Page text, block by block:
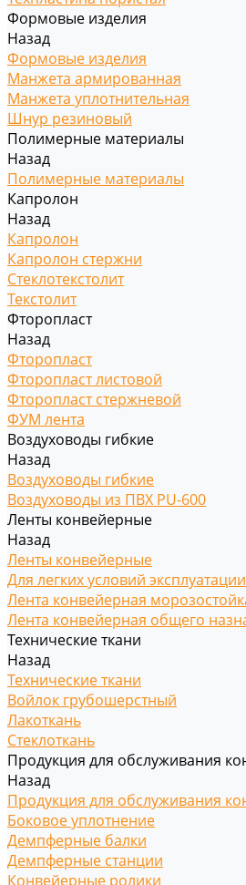
Формовые изделия
Назад
Формовые изделия
Манжета армированная
Манжета уплотнительная
Шнур резиновый
Полимерные материалы
Назад
Полимерные материалы
Капролон
Назад
Капролон
Капролон стержни
Стеклотекстолит
Текстолит
Фторопласт
Назад
Фторопласт
Фторопласт листовой
Фторопласт стержневой
ФУМ лента
Воздуховоды гибкие
Назад
Воздуховоды гибкие
Воздуховоды из ПВХ PU-600
Ленты конвейерные
Назад
Ленты конвейерные
Для легких условий эксплуатации
Лента конвейерная
Лента конвейерная общего
Технические ткани
Назад
Технические ткани
Войлок грубошерстный
Лакоткань
Стеклоткань
Продукция для обслуживания
Назад
Продукция для обслуживания
Боковое уплотнение
Демпферные балки
Демпферные станции
Конвейерные ролики